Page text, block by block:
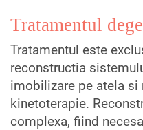
Tratamentul
Tratamentul este
reconstructia
imobilizare pe atela si
kinetoterapie.
complexa, fiind